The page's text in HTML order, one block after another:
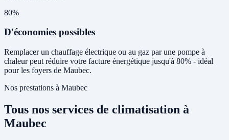
80%
D'économies possibles
Remplacer un chauffage électrique ou au gaz par une pompe à
chaleur peut réduire votre facture énergétique jusqu'à 80% - idéal
pour les foyers de Maubec.
Nos prestations à Maubec
Tous nos services de climatisation à
Maubec